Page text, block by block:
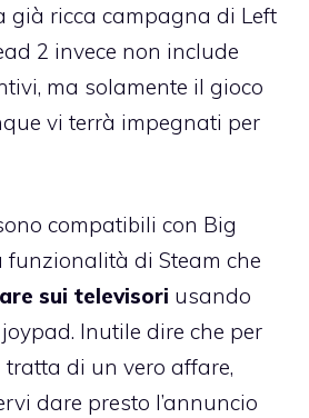
già ricca campagna di Left
2 invece non include
ma solamente il gioco
vi terrà impegnati per
compatibili con Big
funzionalità di Steam che
sui televisori usando
Inutile dire che per
di un vero affare,
dare presto l’annuncio